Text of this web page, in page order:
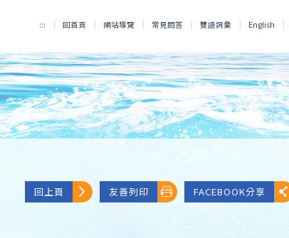
::: 回首頁 網站導覽 常見問答 雙語詞彙 English
回上頁 友善列印 FACEBOOK分享